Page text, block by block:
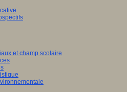
et champ scolaire